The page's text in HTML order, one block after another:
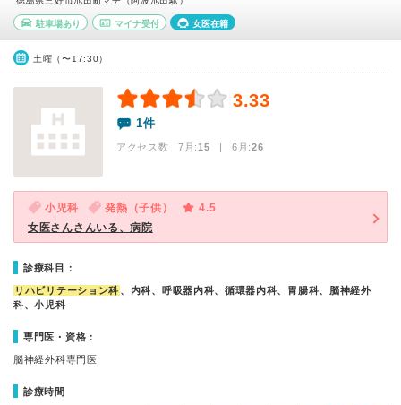
駐車場あり マイナ受付 女医在籍
土曜（〜17:30）
3.33
1件
アクセス数 7月:15 | 6月:26
小児科 発熱（子供）
4.5
女医さんさんいる、病院
診療科目：
リハビリテーション科 、内科、呼吸器内科、循環器内科、胃腸科、脳神経外
科、小児科
専門医・資格：
脳神経外科専門医
診療時間